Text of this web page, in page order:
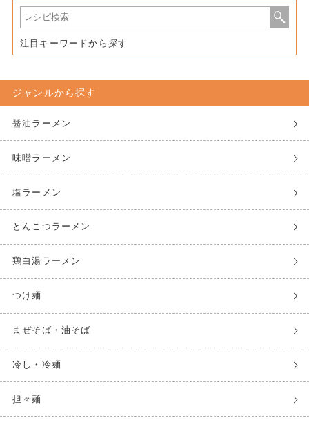
注目キーワードから探す
ジャンルから探す
醤油ラーメン
味噌ラーメン
塩ラーメン
とんこつラーメン
鶏白湯ラーメン
つけ麺
まぜそば・油そば
冷し・冷麺
担々麺